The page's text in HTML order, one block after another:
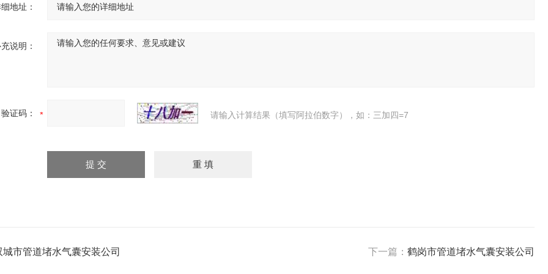
地址：
说明：
验证码： 请输入计算结果（填写阿拉伯数字），如：三加四=7
城市管道堵水气囊安装公司 下一篇： 鹤岗市管道堵水气囊安装公司